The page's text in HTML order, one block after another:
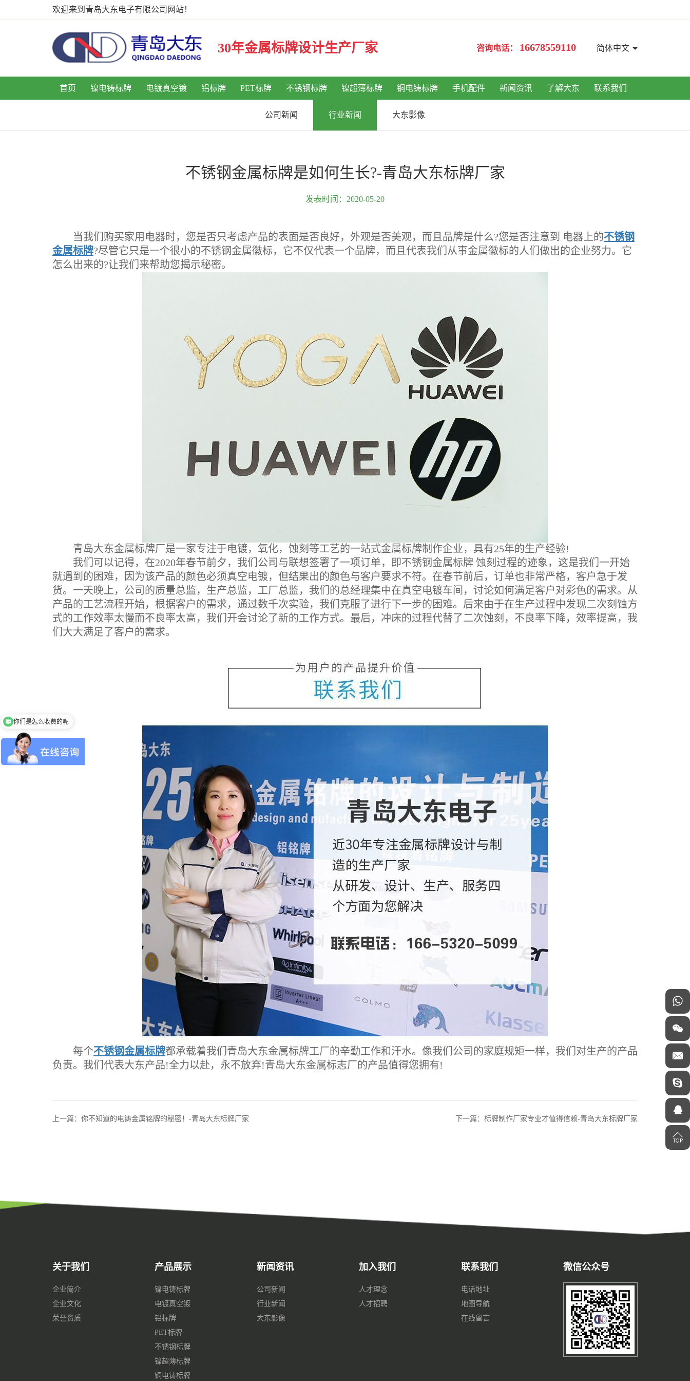
欢迎来到青岛大东电子有限公司网站！
简体中文
咨询电话： 16678559110
30年金属标牌设计生产厂家
首页 镍电铸标牌 电镀真空镀 铝标牌 PET标牌 不锈钢标牌 镍超薄标牌 铜电铸标牌 手机配件 新闻资讯 了解大东 联系我们
公司新闻 行业新闻 大东影像
不锈钢金属标牌是如何生长?-青岛大东标牌厂家
发表时间：2020-05-20
当我们购买家用电器时，您是否只考虑产品的表面是否良好，外观是否美观，而且品牌是什么?您是否注意到 电器上的不锈钢
金属标牌?尽管它只是一个很小的不锈钢金属徽标，它不仅代表一个品牌，而且代表我们从事金属徽标的人们做出的企业努力。它
怎么出来的?让我们来帮助您揭示秘密。
青岛大东金属标牌厂是一家专注于电镀，氧化，蚀刻等工艺的一站式金属标牌制作企业，具有25年的生产经验!
我们可以记得，在2020年春节前夕，我们公司与联想签署了一项订单，即不锈钢金属标牌 蚀刻过程的迹象，这是我们一开始
就遇到的困难，因为该产品的颜色必须真空电镀，但结果出的颜色与客户要求不符。在春节前后，订单也非常严格，客户急于发
货。一天晚上，公司的质量总监，生产总监，工厂总监，我们的总经理集中在真空电镀车间，讨论如何满足客户对彩色的需求。从
产品的工艺流程开始，根据客户的需求，通过数千次实验，我们克服了进行下一步的困难。后来由于在生产过程中发现二次刻蚀方
式的工作效率太慢而不良率太高，我们开会讨论了新的工作方式。最后，冲床的过程代替了二次蚀刻，不良率下降，效率提高，我
们大大满足了客户的需求。
每个不锈钢金属标牌都承载着我们青岛大东金属标牌工厂的辛勤工作和汗水。像我们公司的家庭规矩一样，我们对生产的产品
负责。我们代表大东产品!全力以赴，永不放弃!青岛大东金属标志厂的产品值得您拥有!
上一篇：你不知道的电铸金属铭牌的秘密！-青岛大东标牌厂家 下一篇：标牌制作厂家专业才值得信赖-青岛大东标牌厂家
关于我们
企业简介
企业文化
荣誉资质
产品展示
镍电铸标牌
电镀真空镀
铝标牌
PET标牌
不锈钢标牌
镍超薄标牌
铜电铸标牌
新闻资讯
公司新闻
行业新闻
大东影像
加入我们
人才理念
人才招聘
联系我们
电话地址
地图导航
在线留言
微信公众号
你们是怎么收费的呢